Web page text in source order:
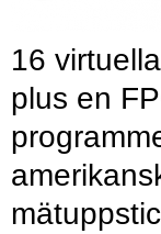
16
plus en